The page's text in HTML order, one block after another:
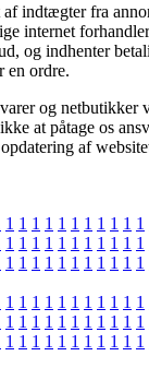
af indtægter fra
internet
og indhenter
en ordre.
og netbutikker
at påtage os
af
1 1 1 1 1 1 1 1 1 1 1
1 1 1 1 1 1 1 1 1 1 1
1 1 1 1 1 1 1 1 1 1 1
1 1 1 1 1 1 1 1 1 1 1
1 1 1 1 1 1 1 1 1 1 1
1 1 1 1 1 1 1 1 1 1 1